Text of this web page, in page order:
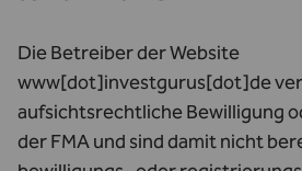
Die Betreiber der Website
www[dot]investgurus[dot]de
aufsichtsrechtliche Bewilligung
der FMA und sind damit nicht